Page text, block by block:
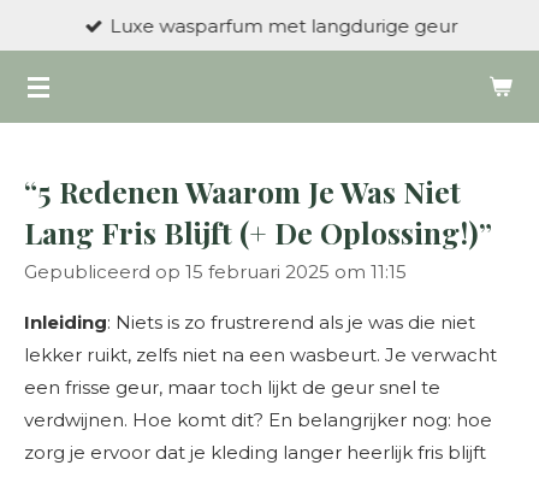
naar
de
Luxe wasparfum met langdurige geur
“5 Redenen Waarom Je Was Niet
Lang Fris Blijft (+ De Oplossing!)”
Gepubliceerd op 15 februari 2025 om 11:15
Inleiding: Niets is zo frustrerend als je was die niet
lekker ruikt, zelfs niet na een wasbeurt. Je verwacht
een frisse geur, maar toch lijkt de geur snel te
verdwijnen. Hoe komt dit? En belangrijker nog: hoe
zorg je ervoor dat je kleding langer heerlijk fris blijft